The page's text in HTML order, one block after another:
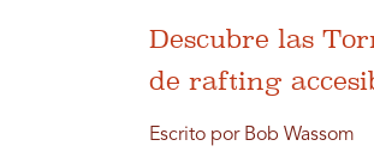
Descubre las
de rafting
Escrito por Bob Wassom